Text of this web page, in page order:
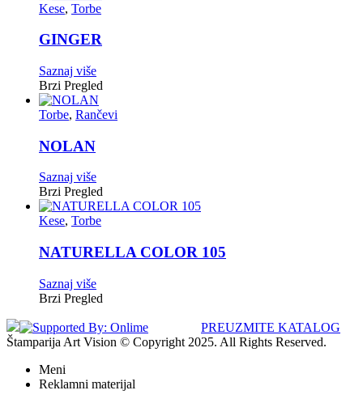
Kese, Torbe
GINGER
Saznaj više
Brzi Pregled
Torbe, Rančevi
NOLAN
Saznaj više
Brzi Pregled
Kese, Torbe
NATURELLA COLOR 105
Saznaj više
Brzi Pregled
PREUZMITE KATALOG
Štamparija Art Vision © Copyright 2025. All Rights Reserved.
Meni
Reklamni materijal